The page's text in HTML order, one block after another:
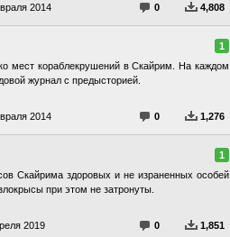
4,808
0
2014
1
мест кораблекрушений в Скайрим. На каждом
журнал с предысторией.
1,276
0
2014
1
Скайрима здоровых и не израненных особей
при этом не затронуты.
1,851
0
2019